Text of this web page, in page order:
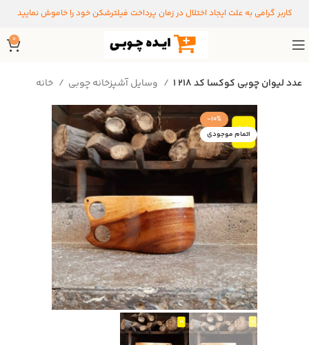
کاربر گرامی به علت ایجاد اختلال در زمان پرداخت فیلترشکن خود را خاموش نمایید
0
خانه 1 عدد لیوان چوبی کوکسا کد 218
-10%
اتمام موجودی